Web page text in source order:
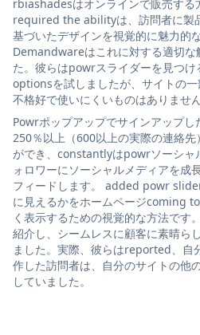
rbiashadesはオンラインで販売する
required the abilityは、訪問者に製
基づいたデザインを視覚的に魅力的
Demandwareはこれに対する適切な
た。彼らはpowrスライダーを見つ
optionsを試しましたが、サイトの一
不格好で使いにくいものはありません
Powrポップアップでサインアップ
250％以上（600以上の実際の連絡
ができ、constantlyはpowrソーシャ
ォロワーにソーシャルメディアを成
フィードします。 added powr
に見えるかをホームページcoming
く表示するための視覚的な方法です
紹介し、シームレスに顧客に素晴ら
ました。実際、彼らはreported、自
作した訪問者は、自分のサイトの他
していました。